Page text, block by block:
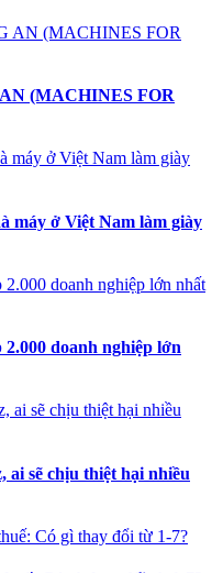
(MACHINES FOR
máy ở Việt Nam làm giày
doanh nghiệp lớn
ai sẽ chịu thiệt hại nhiều